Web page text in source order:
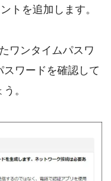
トを追加します。
ワンタイムパスワ
ワードを確認して
。